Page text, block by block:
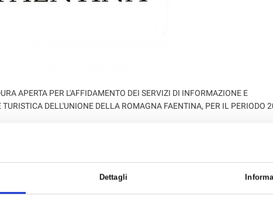
Dettagli
APERTA PER L'AFFIDAMENTO DEI SERVIZI DI INFORMAZIONE E
DELL'UNIONE DELLA ROMAGNA FAENTINA, PER IL PERIODO